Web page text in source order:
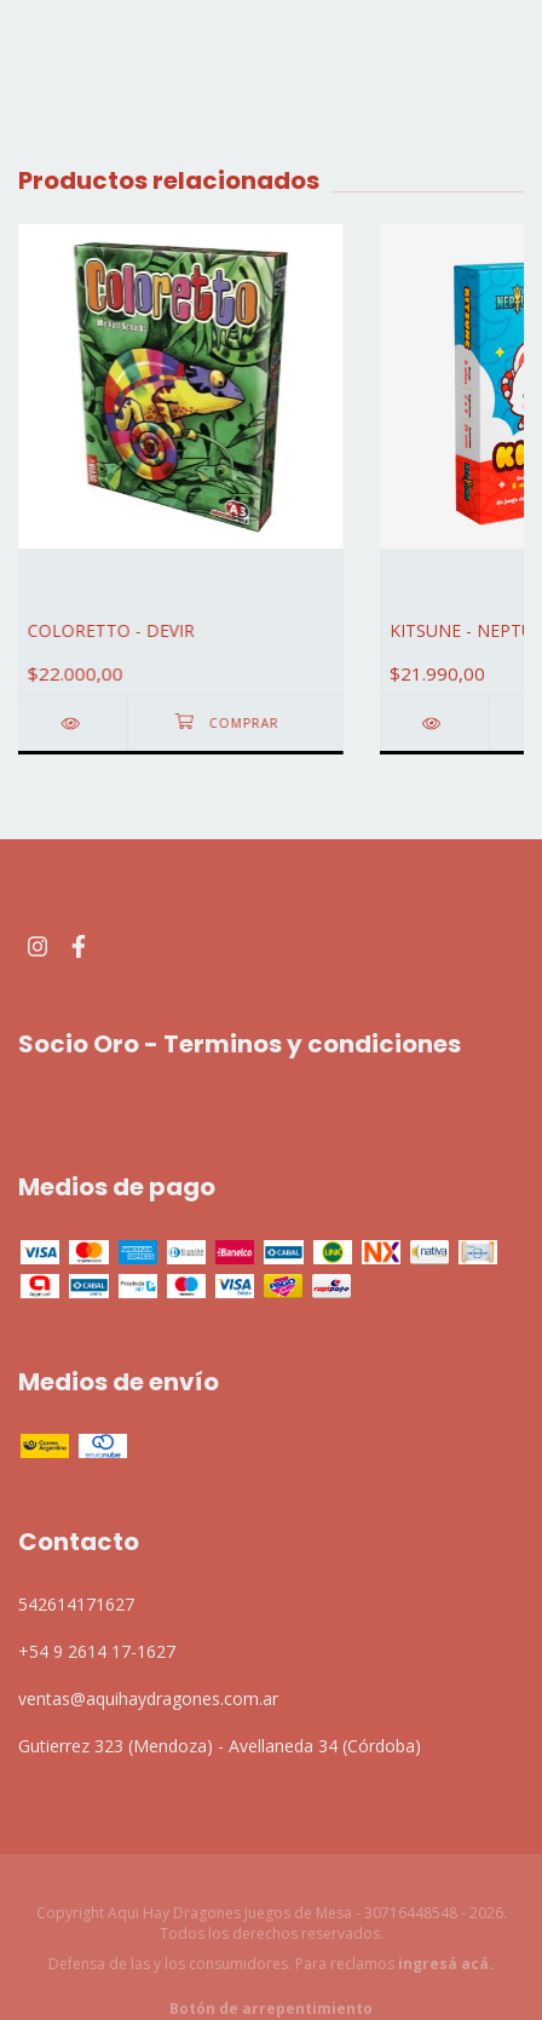
Productos relacionados
COLORETTO - DEVIR
$22.000,00
KITSUNE -
$21.990,00
Socio Oro - Terminos y condiciones
Medios de pago
Medios de envío
Contacto
542614171627
+54 9 2614 17-1627
ventas@aquihaydragones.com.ar
Gutierrez 323 (Mendoza) - Avellaneda 34 (Córdoba)
Copyright Aqui Hay Dragones Juegos de Mesa - 30716448548 - 2026.
Todos los derechos reservados.
Defensa de las y los consumidores. Para reclamos ingresá acá.
Botón de arrepentimiento